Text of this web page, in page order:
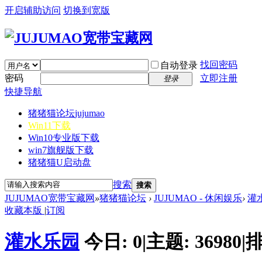
开启辅助访问 切换到宽版
自动登录 找回密码
密码
登录
立即注册
快捷导航
猪猪猫论坛jujumao
Win11下载
Win10专业版下载
win7旗舰版下载
猪猪猫U启动盘
搜索 搜索
JUJUMAO宽带宝藏网 »猪猪猫论坛 › JUJUMAO - 休闲娱乐› 灌
收藏本版 |订阅
灌水乐园 今日: 0|主题: 36980|